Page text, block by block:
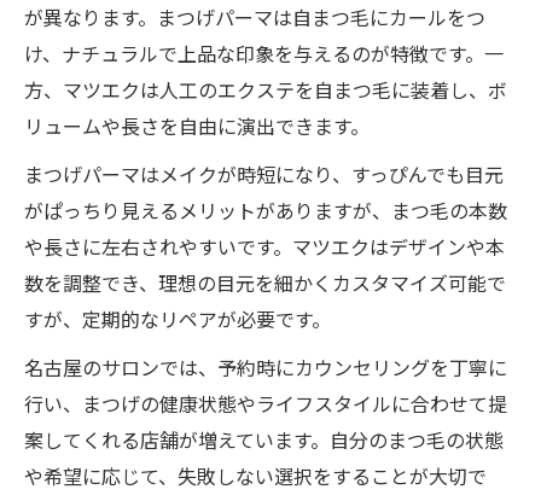
が異なります。まつげパーマは自まつ毛にカールをつ
け、ナチュラルで上品な印象を与えるのが特徴です。一
方、マツエクは人工のエクステを自まつ毛に装着し、ボ
リュームや長さを自由に演出できます。
まつげパーマはメイクが時短になり、すっぴんでも目元
がぱっちり見えるメリットがありますが、まつ毛の本数
や長さに左右されやすいです。マツエクはデザインや本
数を調整でき、理想の目元を細かくカスタマイズ可能で
すが、定期的なリペアが必要です。
名古屋のサロンでは、予約時にカウンセリングを丁寧に
行い、まつげの健康状態やライフスタイルに合わせて提
案してくれる店舗が増えています。自分のまつ毛の状態
や希望に応じて、失敗しない選択をすることが大切で